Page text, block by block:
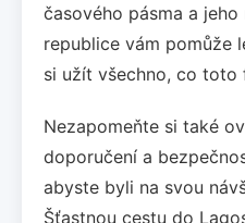
časového pásma a
republice vám pomůže
si užít všechno, co toto
Nezapomeňte si také
doporučení a
abyste byli na svou
Šťastnou cestu do